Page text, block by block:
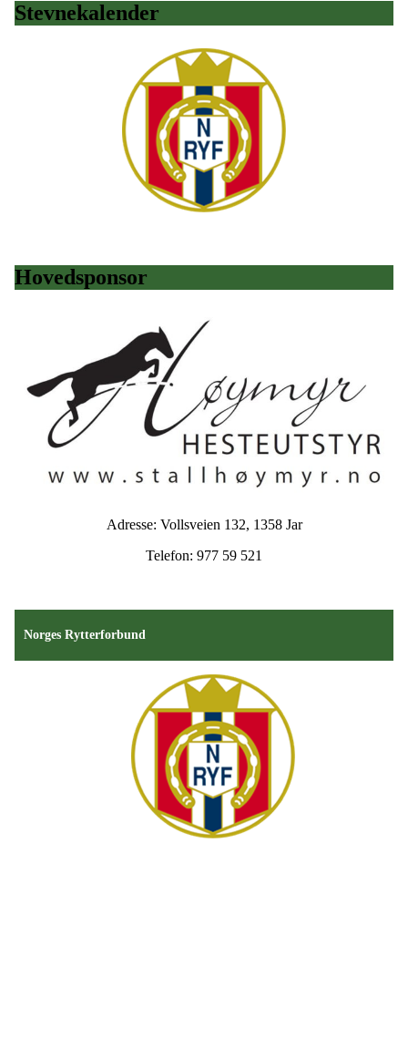
Stevnekalender
Hovedsponsor
Adresse: Vollsveien 132, 1358 Jar
Telefon: 977 59 521
Norges Rytterforbund